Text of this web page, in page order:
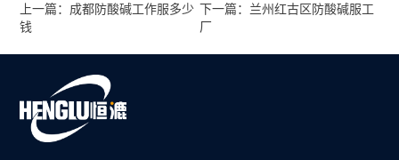
上一篇：成都防酸碱工作服多少
钱
下一篇：兰州红古区防酸碱服工
厂